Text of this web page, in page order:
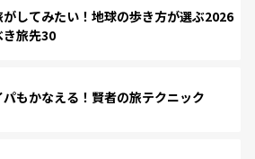
してみたい！地球の歩き方が選ぶ2026
旅先30
もかなえる！賢者の旅テクニック